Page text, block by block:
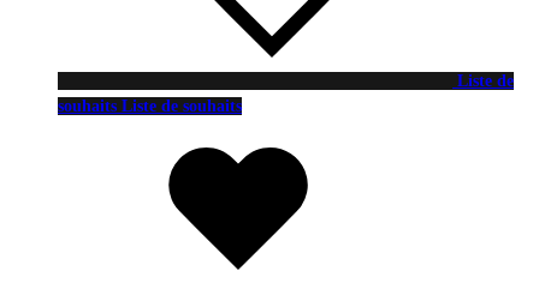
Liste de
souhaits Liste de souhaits